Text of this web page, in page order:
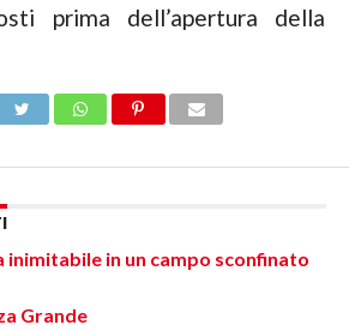
prima dell’apertura della
inimitabile in un campo sconfinato
Grande